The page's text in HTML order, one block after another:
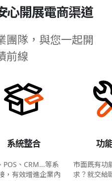
心開展電商渠道
團隊，與您一起開
前線
系統整合
POS、CRM...等系
，有效增進企業內
功
市面既有功
求？就交給